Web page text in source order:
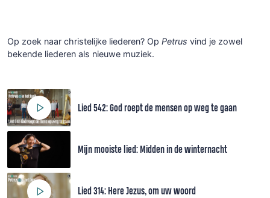
Op zoek naar christelijke liederen? Op Petrus vind je zowel
bekende liederen als nieuwe muziek.
Lied 542: God roept de mensen op weg te gaan
Mijn mooiste lied: Midden in de winternacht
Lied 314: Here Jezus, om uw woord